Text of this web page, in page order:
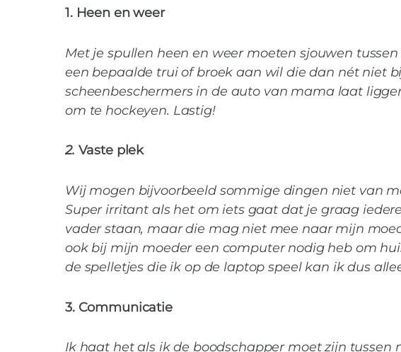
1. Heen en weer
Met je spullen heen en weer moeten sjouwen
een bepaalde trui of broek aan wil die dan nét niet
scheenbeschermers in de auto van mama laat
om te hockeyen. Lastig!
2. Vaste plek
Wij mogen bijvoorbeeld sommige dingen niet van
Super irritant als het om iets gaat dat je graag
vader staan, maar die mag niet mee naar mijn
ook bij mijn moeder een computer nodig heb om
de spelletjes die ik op de laptop speel kan ik dus
3. Communicatie
Ik haat het als ik de boodschapper moet zijn tussen